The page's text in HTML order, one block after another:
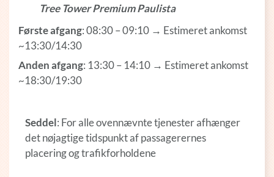
Tree Tower Premium Paulista
Første afgang: 08:30 – 09:10 → Estimeret ankomst
~13:30/14:30
Anden afgang: 13:30 – 14:10 → Estimeret ankomst
~18:30/19:30
Seddel: For alle ovennævnte tjenester afhænger
det nøjagtige tidspunkt af passagerernes
placering og trafikforholdene